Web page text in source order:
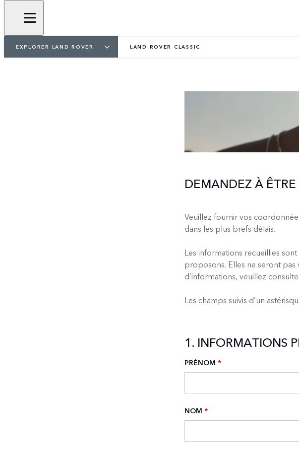
EXPLORER LAND ROVER LAND ROVER CLASSIC
DEMANDEZ À ÊTRE
Veuillez fournir vos
dans les plus brefs délais.
Les informations recueillies
proposons. Elles ne seront pas
d’informations, veuillez
Les champs suivis d’un
1. INFORMATIONS
PRÉNOM *
NOM *